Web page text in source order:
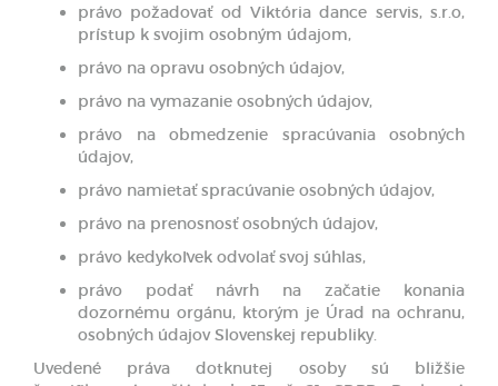
právo požadovať od Viktória dance servis, s.r.o,
prístup k svojim osobným údajom,
právo na opravu osobných údajov,
právo na vymazanie osobných údajov,
právo na obmedzenie spracúvania osobných
údajov,
právo namietať spracúvanie osobných údajov,
právo na prenosnosť osobných údajov,
právo kedykoľvek odvolať svoj súhlas,
právo podať návrh na začatie konania
dozornému orgánu, ktorým je Úrad na ochranu,
osobných údajov Slovenskej republiky.
Uvedené práva dotknutej osoby sú bližšie